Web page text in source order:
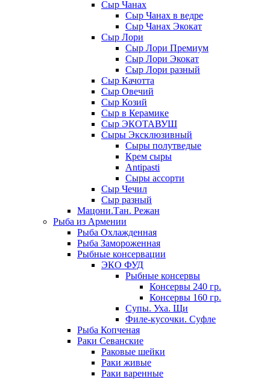
Сыр Чанах
Сыр Чанах в ведре
Сыр Чанах Экокат
Сыр Лори
Сыр Лори Премиум
Сыр Лори Экокат
Сыр Лори разный
Сыр Качотта
Сыр Овечий
Сыр Козий
Сыр в Керамике
Сыр ЭКОТАВУШ
Сыры Эксклюзивный
Сыры полутведые
Крем сыры
Antipasti
Сыры ассорти
Сыр Чечил
Сыр разный
Мацони.Тан. Режан
Рыба из Армении
Рыба Охлажденная
Рыба Замороженная
Рыбные консервации
ЭКО ФУД
Рыбные консервы
Консервы 240 гр.
Консервы 160 гр.
Супы. Уха. Щи
Филе-кусочки. Суфле
Рыба Копченая
Раки Севанские
Раковые шейки
Раки живые
Раки варенные